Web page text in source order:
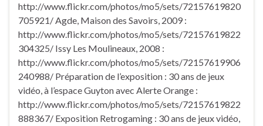
http://www.flickr.com/photos/mo5/sets/72157619820
705921/ Agde, Maison des Savoirs, 2009 :
http://www.flickr.com/photos/mo5/sets/72157619822
304325/ Issy Les Moulineaux, 2008 :
http://www.flickr.com/photos/mo5/sets/72157619906
240988/ Préparation de l’exposition : 30 ans de jeux
vidéo, à l’espace Guyton avec Alerte Orange :
http://www.flickr.com/photos/mo5/sets/72157619822
888367/ Exposition Retrogaming : 30 ans de jeux vidéo,